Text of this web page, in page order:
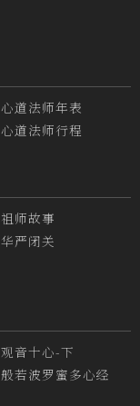
心道法师年表
心道法师行程
祖师故事
华严闭关
观音十心-下
般若波罗蜜多心经